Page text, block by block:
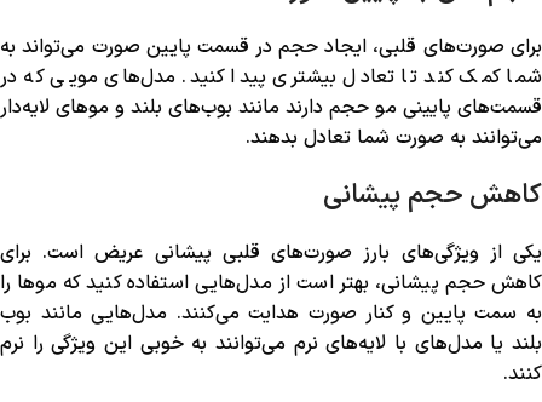
برای صورت‌های قلبی، ایجاد حجم در قسمت پایین صورت می‌تواند به
شما کمک کند تا تعادل بیشتری پیدا کنید. مدل‌های مویی که در
قسمت‌های پایینی مو حجم دارند مانند بوب‌های بلند و موهای لایه‌دار
می‌توانند به صورت شما تعادل بدهند.
کاهش حجم پیشانی
یکی از ویژگی‌های بارز صورت‌های قلبی پیشانی عریض است. برای
کاهش حجم پیشانی، بهتر است از مدل‌هایی استفاده کنید که موها را
به سمت پایین و کنار صورت هدایت می‌کنند. مدل‌هایی مانند بوب
بلند یا مدل‌های با لایه‌های نرم می‌توانند به خوبی این ویژگی را نرم
کنند.